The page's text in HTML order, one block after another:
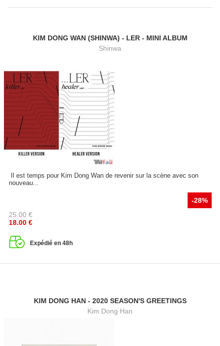
KIM DONG WAN (SHINWA) - LER - MINI ALBUM
Shinwa
Il est temps pour Kim Dong Wan de revenir sur la scène avec son
nouveau...
-28%
25.00 €
18.00 €
Expédié en 48h
KIM DONG HAN - 2020 SEASON'S GREETINGS
Kim Dong Han